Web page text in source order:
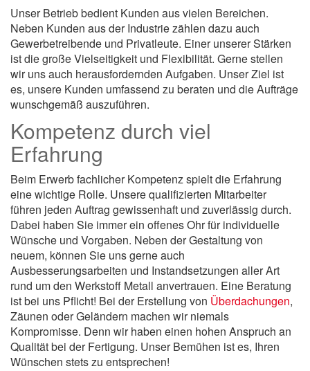
Unser Betrieb bedient Kunden aus vielen Bereichen.
Neben Kunden aus der Industrie zählen dazu auch
Gewerbetreibende und Privatleute. Einer unserer Stärken
ist die große Vielseitigkeit und Flexibilität. Gerne stellen
wir uns auch herausfordernden Aufgaben. Unser Ziel ist
es, unsere Kunden umfassend zu beraten und die Aufträge
wunschgemäß auszuführen.
Kompetenz durch viel
Erfahrung
Beim Erwerb fachlicher Kompetenz spielt die Erfahrung
eine wichtige Rolle. Unsere qualifizierten Mitarbeiter
führen jeden Auftrag gewissenhaft und zuverlässig durch.
Dabei haben Sie immer ein offenes Ohr für individuelle
Wünsche und Vorgaben. Neben der Gestaltung von
neuem, können Sie uns gerne auch
Ausbesserungsarbeiten und Instandsetzungen aller Art
rund um den Werkstoff Metall anvertrauen. Eine Beratung
ist bei uns Pflicht! Bei der Erstellung von Überdachungen,
Zäunen oder Geländern machen wir niemals
Kompromisse. Denn wir haben einen hohen Anspruch an
Qualität bei der Fertigung. Unser Bemühen ist es, Ihren
Wünschen stets zu entsprechen!